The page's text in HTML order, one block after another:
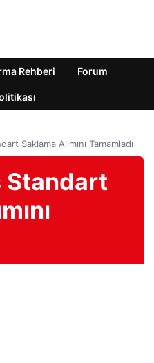
Rehberi Forum
Saklama Alımını Tamamladı
Standart